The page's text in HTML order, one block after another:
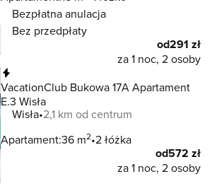
Bezpłatna anulacja
Bez przedpłaty
od291 zł
za 1 noc, 2 osoby
VacationClub Bukowa 17A Apartament
E.3 Wisła
Wisła 2,1 km od centrum
Apartament:36 m2 2 łóżka
od572 zł
za 1 noc, 2 osoby